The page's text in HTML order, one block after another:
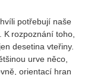
potřebují naše
rozpoznání toho,
desetina vteřiny.
urve něco,
orientací hran